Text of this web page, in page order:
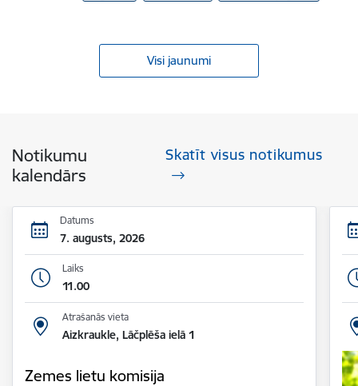
Visi jaunumi
Notikumu
kalendārs
Skatīt visus notikumus
Datums
7. augusts, 2026
Laiks
11.00
Atrašanās vieta
Aizkraukle, Lāčplēša ielā 1
Zemes lietu komisija